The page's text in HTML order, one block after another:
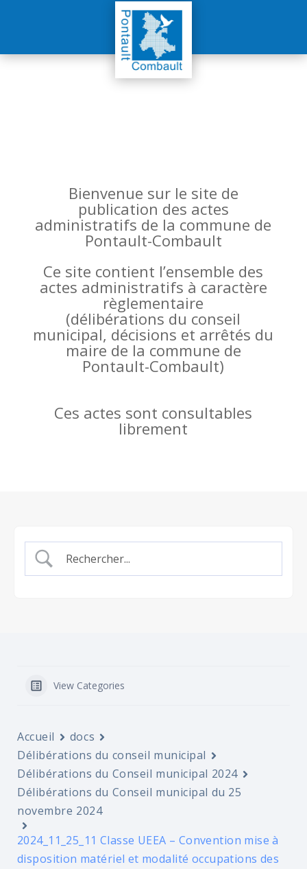
Bienvenue sur le site de
publication des actes
administratifs de la commune de
Pontault-Combault
Ce site contient l’ensemble des
actes administratifs à caractère
règlementaire
(délibérations du conseil
municipal, décisions et arrêtés du
maire de la commune de
Pontault-Combault)
Ces actes sont consultables
librement
View Categories
Accueil
docs
Délibérations du conseil municipal
Délibérations du Conseil municipal 2024
Délibérations du Conseil municipal du 25
novembre 2024
2024_11_25_11 Classe UEEA – Convention mise à
disposition matériel et modalité occupations des